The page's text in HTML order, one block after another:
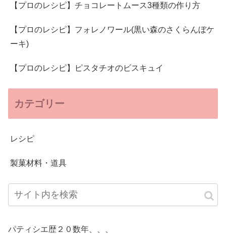
【プロのレシピ】チョコレートムース3種類の作り方
【プロのレシピ】フォレノワール(黒い森のさくらんぼケ
ーキ)
【プロのレシピ】ピスタチオのビスキュイ
カテゴリー
レシピ
製菓材料・道具
パティシエ歴２０数年、、、